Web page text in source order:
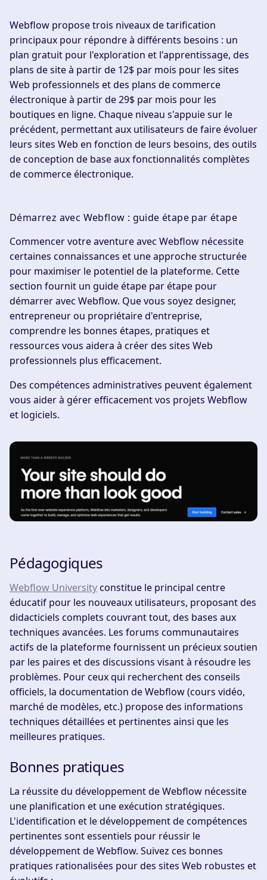
Webflow propose trois niveaux de tarification
principaux pour répondre à différents besoins : un
plan gratuit pour l'exploration et l'apprentissage, des
plans de site à partir de 12$ par mois pour les sites
Web professionnels et des plans de commerce
électronique à partir de 29$ par mois pour les
boutiques en ligne. Chaque niveau s'appuie sur le
précédent, permettant aux utilisateurs de faire évoluer
leurs sites Web en fonction de leurs besoins, des outils
de conception de base aux fonctionnalités complètes
de commerce électronique.
Démarrez avec Webflow : guide étape par étape
Commencer votre aventure avec Webflow nécessite
certaines connaissances et une approche structurée
pour maximiser le potentiel de la plateforme. Cette
section fournit un guide étape par étape pour
démarrer avec Webflow. Que vous soyez designer,
entrepreneur ou propriétaire d'entreprise,
comprendre les bonnes étapes, pratiques et
ressources vous aidera à créer des sites Web
professionnels plus efficacement.
Des compétences administratives peuvent également
vous aider à gérer efficacement vos projets Webflow
et logiciels.
Pédagogiques
Webflow Universityconstitue le principal centre
éducatif pour les nouveaux utilisateurs, proposant des
didacticiels complets couvrant tout, des bases aux
techniques avancées. Les forums communautaires
actifs de la plateforme fournissent un précieux soutien
par les paires et des discussions visant à résoudre les
problèmes. Pour ceux qui recherchent des conseils
officiels, la documentation de Webflow (cours vidéo,
marché de modèles, etc.) propose des informations
techniques détaillées et pertinentes ainsi que les
meilleures pratiques.
Bonnes pratiques
La réussite du développement de Webflow nécessite
une planification et une exécution stratégiques.
L'identification et le développement de compétences
pertinentes sont essentiels pour réussir le
développement de Webflow. Suivez ces bonnes
pratiques rationalisées pour des sites Web robustes et